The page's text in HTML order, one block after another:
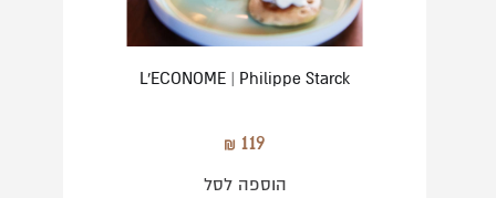
L'ECONOME | Philippe Starck
119
הוספה לסל